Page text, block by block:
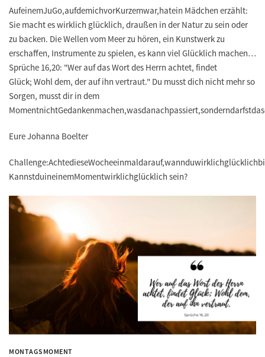
AufeinemJuGo,aufdemichvorKurzemwar,hatein Mädchen erzählt:
Sie macht es wirklich glücklich, draußen in der Natur zu sein oder
zu backen. Die Wellen vom Meer zu hören, ein Kunstwerk zu
erschaffen, Instrumente zu spielen, es kann viel Glücklich machen…
Sprüche 16,20: "Wer auf das Wort des Herrn achtet, findet
Glück; Wohldem, der auf ihn vertraut." Du musst dich nicht mehr so
Sorgen, musst dir in dem
MomentnichtGedankenmachen,wasdanachpassiert,sonderndarfstda
Eure Johanna Boelter
Challenge:AchtedieseWocheeinmaldarauf,wannduwirklichglücklich
KannstduineinemMomentwirklichglücklich sein?
MONTAGSMOMENT